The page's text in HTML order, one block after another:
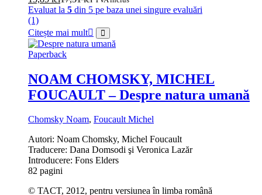
Evaluat la 5 din 5 pe baza unei singure evaluări
(1)
Citește mai mult
Paperback
NOAM CHOMSKY, MICHEL
FOUCAULT – Despre natura umană
Chomsky Noam, Foucault Michel
Autori: Noam Chomsky, Michel Foucault
Traducere: Dana Domsodi şi Veronica Lazăr
Introducere: Fons Elders
82 pagini
© TACT, 2012, pentru versiunea în limba română